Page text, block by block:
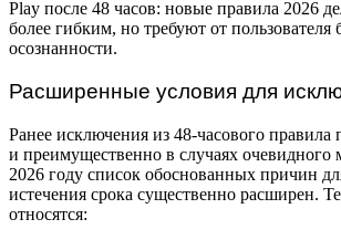
Play после 48 часов: новые правила 2026
более гибким, но требуют от пользователя
осознанности.
Расширенные условия для
Ранее исключения из 48-часового правила
и преимущественно в случаях очевидного
2026 году список обоснованных причин
истечения срока существенно расширен.
относятся: